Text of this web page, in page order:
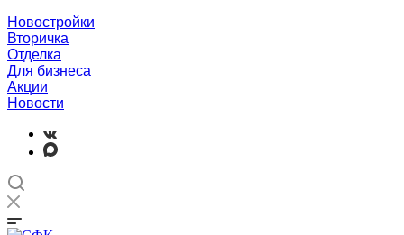
Новостройки
Вторичка
Отделка
Для бизнеса
Акции
Новости